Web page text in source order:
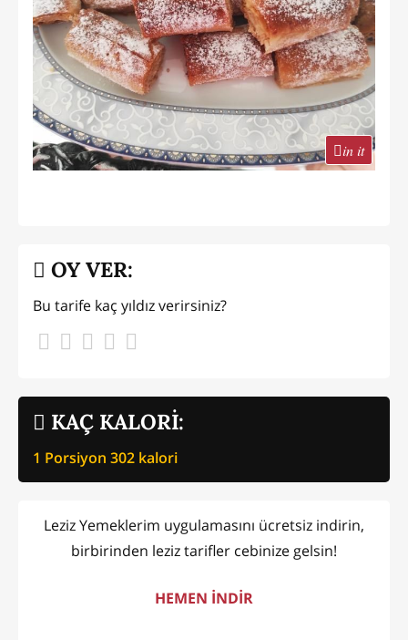
in it
KAÇ KALORİ:
1 Porsiyon 302 kalori
OY VER:
Bu tarife kaç yıldız verirsiniz?
Leziz Yemeklerim uygulamasını ücretsiz indirin,
birbirinden leziz tarifler cebinize gelsin!
HEMEN İNDİR